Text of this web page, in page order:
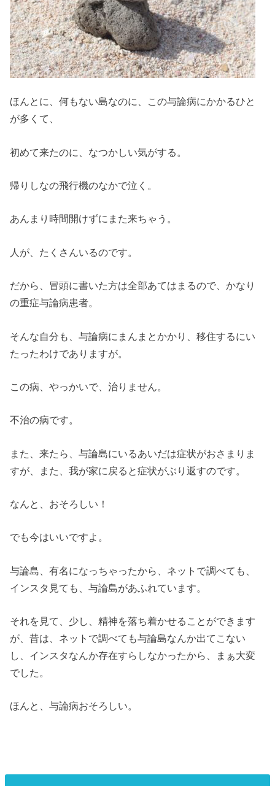
ほんとに、何もない島なのに、この与論病にかかるひと
が多くて、
初めて来たのに、なつかしい気がする。
帰りしなの飛行機のなかで泣く。
あんまり時間開けずにまた来ちゃう。
人が、たくさんいるのです。
だから、冒頭に書いた方は全部あてはまるので、かなり
の重症与論病患者。
そんな自分も、与論病にまんまとかかり、移住するにい
たったわけでありますが。
この病、やっかいで、治りません。
不治の病です。
また、来たら、与論島にいるあいだは症状がおさまりま
すが、また、我が家に戻ると症状がぶり返すのです。
なんと、おそろしい！
でも今はいいですよ。
与論島、有名になっちゃったから、ネットで調べても、
インスタ見ても、与論島があふれています。
それを見て、少し、精神を落ち着かせることができます
が、昔は、ネットで調べても与論島なんか出てこない
し、インスタなんか存在すらしなかったから、まぁ大変
でした。
ほんと、与論病おそろしい。